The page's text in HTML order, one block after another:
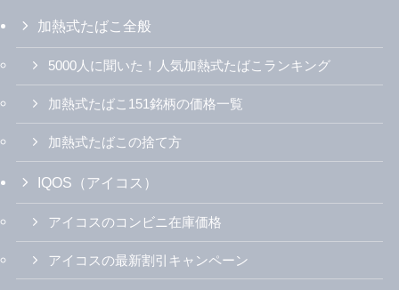
加熱式たばこ全般
5000人に聞いた！人気加熱式たばこランキング
加熱式たばこ151銘柄の価格一覧
加熱式たばこの捨て方
IQOS（アイコス）
アイコスのコンビニ在庫価格
アイコスの最新割引キャンペーン